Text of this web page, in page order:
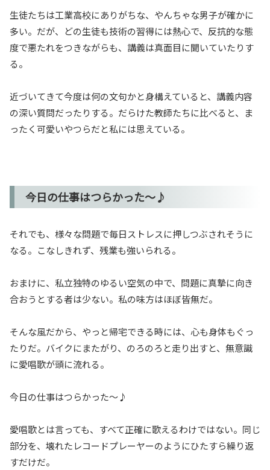
生徒たちは工業高校にありがちな、やんちゃな男子が確かに
多い。だが、どの生徒も技術の習得には熱心で、反抗的な態
度で悪たれをつきながらも、講義は真面目に聞いていたりす
る。
近づいてきて今度は何の文句かと身構えていると、講義内容
の深い質問だったりする。だらけた教師たちに比べると、ま
ったく可愛いやつらだと私には思えている。
今日の仕事はつらかった〜♪
それでも、様々な問題で毎日ストレスに押しつぶされそうに
なる。こなしきれず、残業も強いられる。
おまけに、私立独特のゆるい空気の中で、問題に真摯に向き
合おうとする者は少ない。私の味方はほぼ皆無だ。
そんな風だから、やっと帰宅できる時には、心も身体もぐっ
たりだ。バイクにまたがり、のろのろと走り出すと、無意識
に愛唱歌が頭に流れる。
今日の仕事はつらかった〜♪
愛唱歌とは言っても、すべて正確に歌えるわけではない。同じ
部分を、壊れたレコードプレーヤーのようにひたすら繰り返
すだけだ。